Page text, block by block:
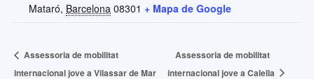
Mataró, Barcelona 08301 + Mapa de Google
Assessoria de mobilitat
internacional jove a Vilassar de Mar
Assessoria de mobilitat
internacional jove a Calella